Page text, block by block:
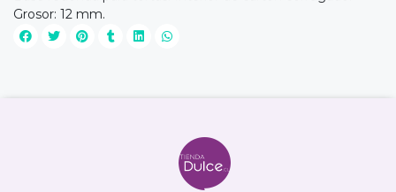
Grosor: 12 mm.